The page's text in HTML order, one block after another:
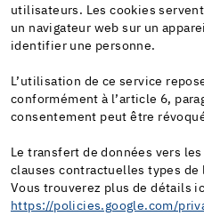
utilisateurs. Les cookies
un navigateur web sur un
identifier une personne.
L’utilisation de ce service
conformément à l’article 6,
consentement peut être
Le transfert de données vers
clauses contractuelles types de
Vous trouverez plus de détails
https://policies.google.com/